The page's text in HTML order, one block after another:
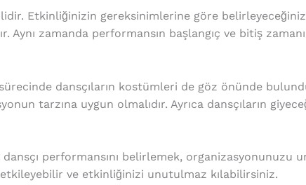
Etkinliğinizin gereksinimlerine göre
Aynı zamanda performansın başlangıç ve bitiş
dansçıların kostümleri de göz önünde
tarzına uygun olmalıdır. Ayrıca dansçıların
performansını belirlemek, organizasyonunuzu
ve etkinliğinizi unutulmaz kılabilirsiniz.